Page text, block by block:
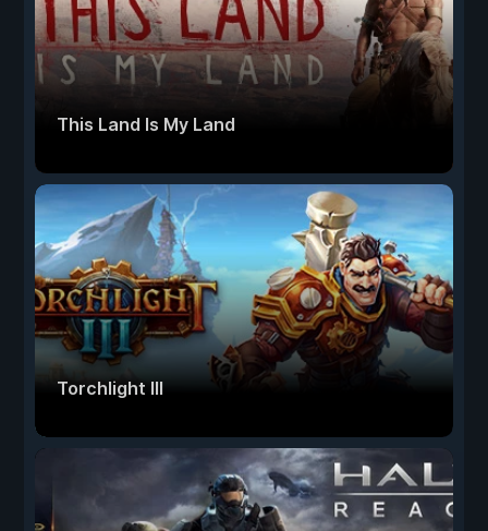
This Land Is My Land
Torchlight III